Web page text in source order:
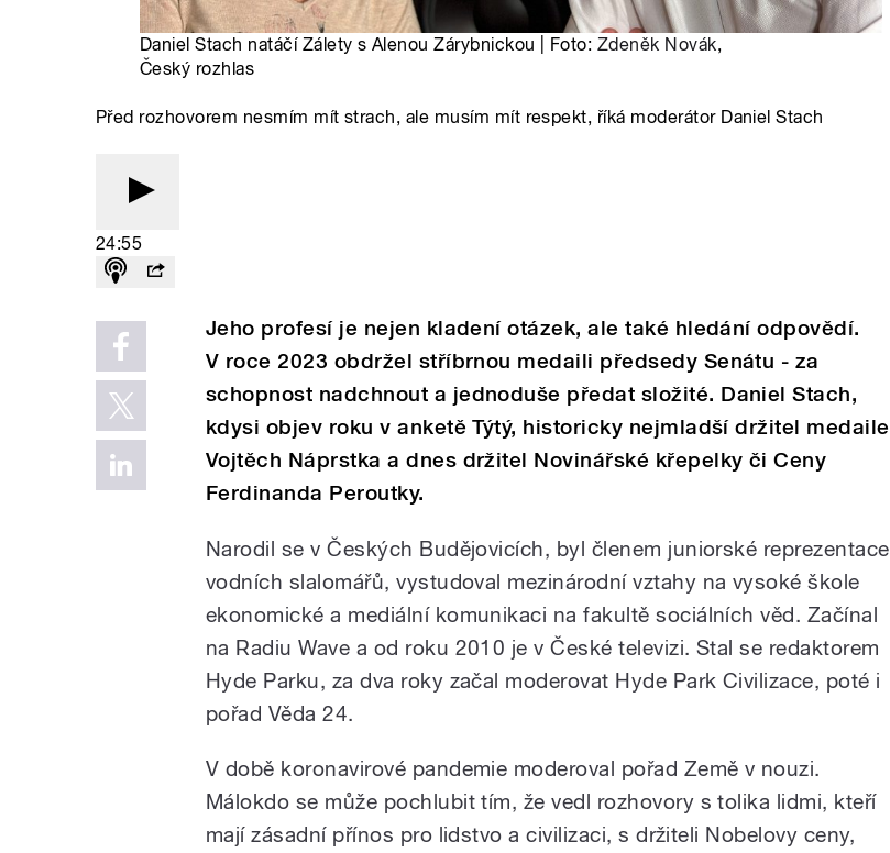
Daniel Stach natáčí Zálety s Alenou Zárybnickou | Foto: Zdeněk Novák,
Český rozhlas
Před rozhovorem nesmím mít strach, ale musím mít respekt, říká moderátor Daniel Stach
24:55
Jeho profesí je nejen kladení otázek, ale také hledání odpovědí.
V roce 2023 obdržel stříbrnou medaili předsedy Senátu - za
schopnost nadchnout a jednoduše předat složité. Daniel Stach,
kdysi objev roku v anketě Týtý, historicky nejmladší držitel medaile
Vojtěch Náprstka a dnes držitel Novinářské křepelky či Ceny
Ferdinanda Peroutky.
Narodil se v Českých Budějovicích, byl členem juniorské reprezentace
vodních slalomářů, vystudoval mezinárodní vztahy na vysoké škole
ekonomické a mediální komunikaci na fakultě sociálních věd. Začínal
na Radiu Wave a od roku 2010 je v České televizi. Stal se redaktorem
Hyde Parku, za dva roky začal moderovat Hyde Park Civilizace, poté i
pořad Věda 24.
V době koronavirové pandemie moderoval pořad Země v nouzi.
Málokdo se může pochlubit tím, že vedl rozhovory s tolika lidmi, kteří
mají zásadní přínos pro lidstvo a civilizaci, s držiteli Nobelovy ceny,